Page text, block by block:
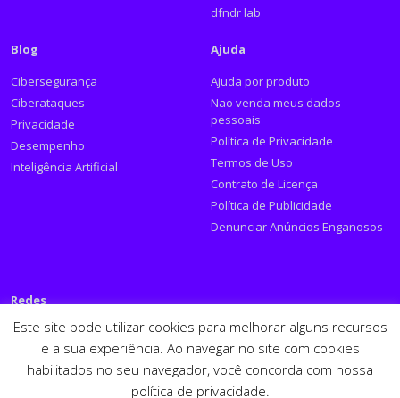
dfndr lab
Blog
Cibersegurança
Ciberataques
Privacidade
Desempenho
Inteligência Artificial
Ajuda
Ajuda por produto
Nao venda meus dados
pessoais
Política de Privacidade
Termos de Uso
Contrato de Licença
Política de Publicidade
Denunciar Anúncios Enganosos
Redes
Siga a PSafe:
Facebook
TwitterRSS YoutubeLinkedIn
Este site pode utilizar cookies para melhorar alguns recursos
e a sua experiência. Ao navegar no site com cookies
habilitados no seu navegador, você concorda com nossa
política de privacidade.